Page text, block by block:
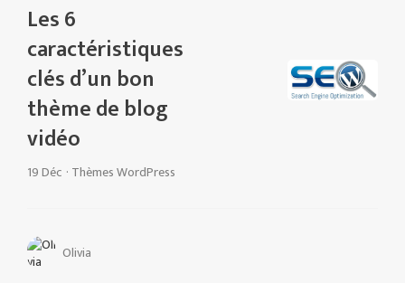
Les 6
caractéristiques
clés d’un bon
thème de blog
vidéo
19 Déc · Thèmes WordPress
Olivia